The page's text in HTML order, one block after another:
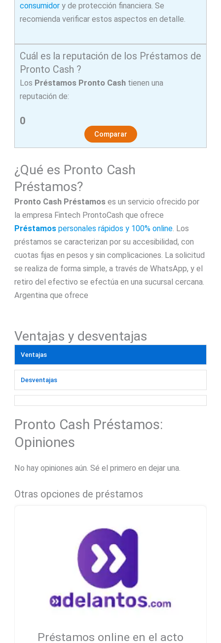
consumidory de protección financiera. Se
recomienda verificar estos aspectos en detalle.
Cuál es la reputación de los Préstamos de
Pronto Cash ?
Los Préstamos Pronto Cash tienen una
reputación de:
0
Comparar
¿Qué es Pronto Cash
Préstamos?
Pronto Cash Préstamoses un servicio ofrecido por
la empresa Fintech ProntoCash que ofrece
Préstamos personales rápidos y 100% online. Los
préstamos se caracterizan por su accesibilidad, con
cuotas fijas en pesos y sin complicaciones. La solicitud
se realiza de forma simple, a través de WhatsApp, y el
retiro del efectivo se efectúa en una sucursal cercana.
Argentina que ofrece
Ventajas y desventajas
Ventajas
Desventajas
Pronto Cash Préstamos:
Opiniones
No hay opiniones aún. Sé el primero en dejar una.
Otras opciones de préstamos
Préstamos online en el acto